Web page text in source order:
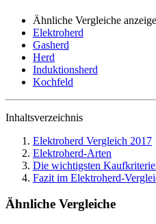
Ähnliche Vergleiche
Elektroherd
Gasherd
Herd
Induktionsherd
Kochfeld
Inhaltsverzeichnis
Elektroherd Vergleich 2017
Elektroherd-Arten
Die wichtigsten
Fazit im Elektroherd-
Ähnliche Vergleiche